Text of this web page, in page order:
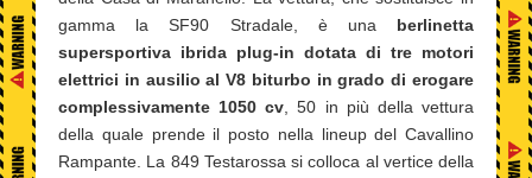
gamma la SF90 Stradale, è una berlinetta
supersportiva ibrida plug-in dotata di tre motori
elettrici in ausilio al V8 biturbo in grado di erogare
complessivamente 1050 cv , 50 in più della vettura
della quale prende il posto nella lineup del Cavallino
Rampante. La 849 Testarossa si colloca al vertice della